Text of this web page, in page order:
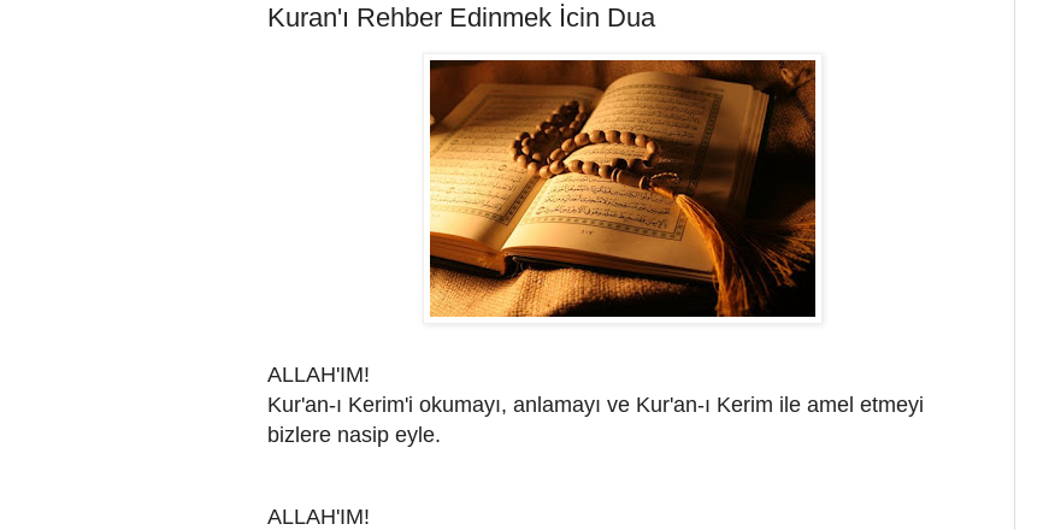
Kuran'ı Rehber Edinmek İcin Dua
ALLAH'IM!
Kur'an-ı Kerim'i okumayı, anlamayı ve Kur'an-ı Kerim ile amel etmeyi
bizlere nasip eyle.
ALLAH'IM!